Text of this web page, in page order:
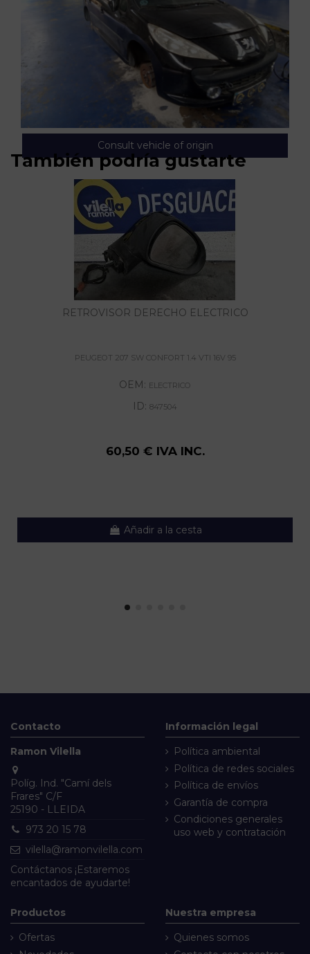
Consult vehicle of origin
También podría gustarte
RETROVISOR DERECHO ELECTRICO
PEUGEOT 207 SW CONFORT 1.4 VTI 16V 95
OEM: ELECTRICO
ID: 847504
60,50 € IVA INC.
Añadir a la cesta
Contacto
Ramon Vilella
Políg. Ind. "Camí dels
Frares" C/F
25190 - LLEIDA
973 20 15 78
vilella@ramonvilella.com
Contáctanos ¡Estaremos
encantados de ayudarte!
Información legal
Política ambiental
Política de redes sociales
Política de envíos
Garantía de compra
Condiciones generales
uso web y contratación
Productos
Ofertas
Nuestra empresa
Quienes somos